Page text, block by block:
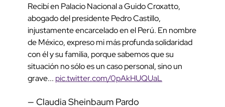
Recibí en Palacio Nacional a Guido Croxatto,
abogado del presidente Pedro Castillo,
injustamente encarcelado en el Perú. En nombre
de México, expreso mi más profunda solidaridad
con él y su familia, porque sabemos que su
situación no sólo es un caso personal, sino un
grave... pic.twitter.com/0pAkHUQUaL
— Claudia Sheinbaum Pardo